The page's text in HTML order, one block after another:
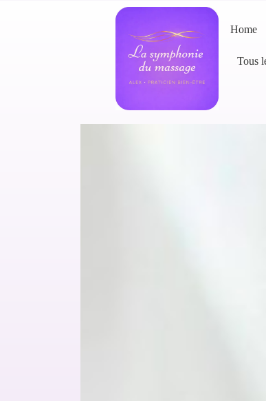
Home
Tous